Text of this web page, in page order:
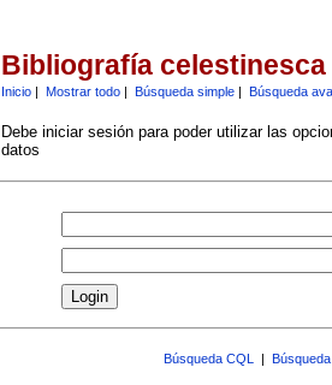
Bibliografía celestinesca
Inicio| Mostrar todo| Búsqueda simple| Búsqueda
Debe iniciar sesión para poder utilizar las
datos
Búsqueda CQL |